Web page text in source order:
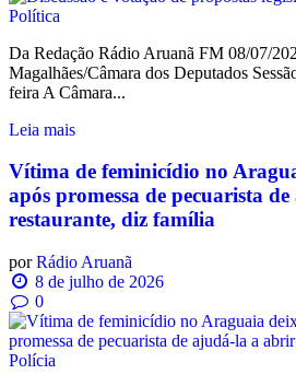
Política
Da Redação Rádio Aruanã FM 08/07/
Magalhães/Câmara dos Deputados
feira A Câmara...
Leia mais
Vítima de feminicídio no
após promessa de pecuarista
restaurante, diz família
por Rádio Aruanã
8 de julho de 2026
0
Polícia